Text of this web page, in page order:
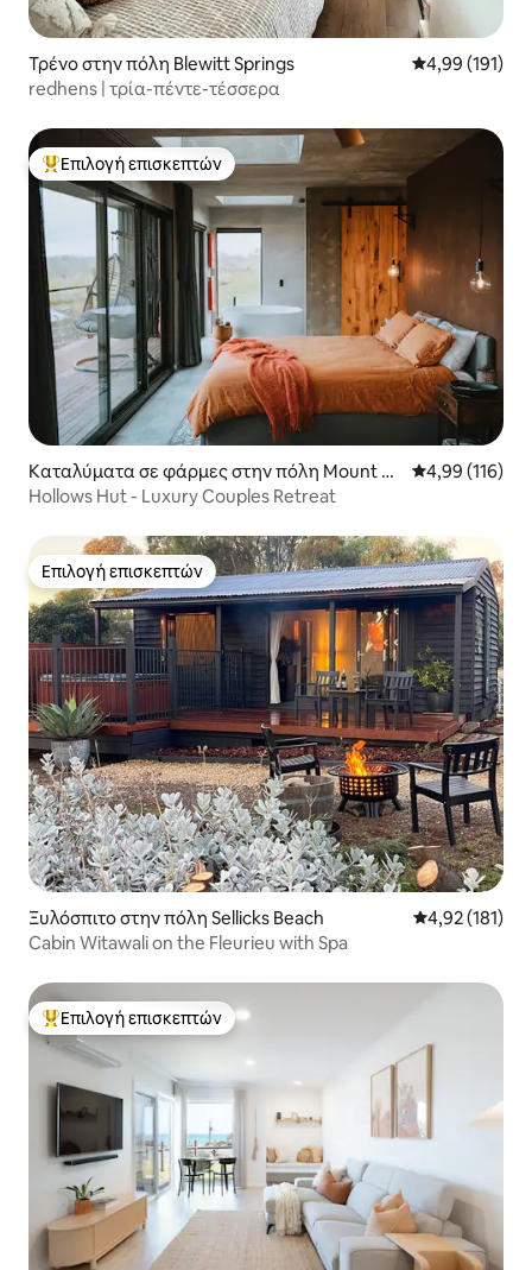
Τρένο στην πόλη Blewitt Springs Μέση
4,99 (191)
redhens | τρία-πέντε-τέσσερα
Κορυφαία επιλογή επισκεπτών
Επιλογή επισκεπτών
Καταλύματα σε φάρμες στην πόλη Mount To
rrens
Μέση
4,99 (116)
Hollows Hut - Luxury Couples Retreat
Επιλογή επισκεπτών
Επιλογή επισκεπτών
Ξυλόσπιτο στην πόλη Sellicks Beach Μέση
4,92 (181)
Cabin Witawali on the Fleurieu with Spa
Κορυφαία επιλογή επισκεπτών
Επιλογή επισκεπτών